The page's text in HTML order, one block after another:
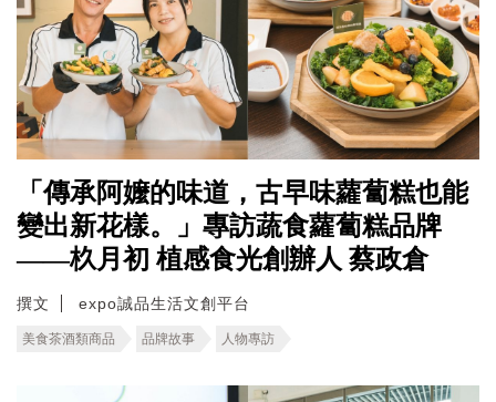
「傳承阿嬤的味道，古早味蘿蔔糕也能
變出新花樣。」專訪蔬食蘿蔔糕品牌
——杦月初 植感食光創辦人 蔡政倉
撰文 expo誠品生活文創平台
美食茶酒類商品 品牌故事 人物專訪